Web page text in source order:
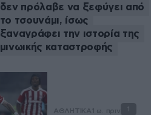
δεν πρόλαβε να ξεφύγει από
το τσουνάμι, ίσως
ξαναγράφει την ιστορία της
μινωικής καταστροφής
ΑΘΛΗΤΙΚΑ 1 ω. πριν